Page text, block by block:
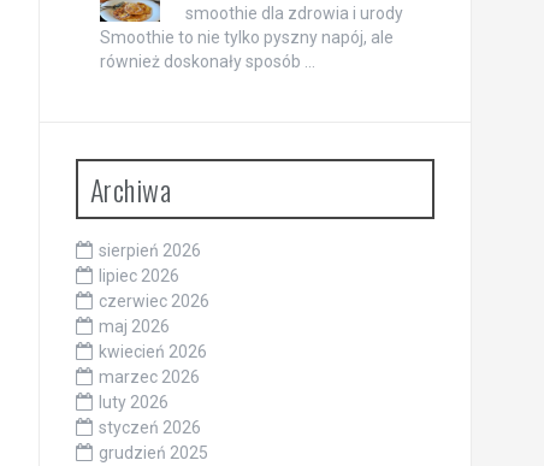
smoothie dla zdrowia i urody
Smoothie to nie tylko pyszny napój, ale
również doskonały sposób …
Archiwa
sierpień 2026
lipiec 2026
czerwiec 2026
maj 2026
kwiecień 2026
marzec 2026
luty 2026
styczeń 2026
grudzień 2025